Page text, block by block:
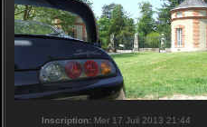
Inscription:Mer 17 Juil 2013 21:44